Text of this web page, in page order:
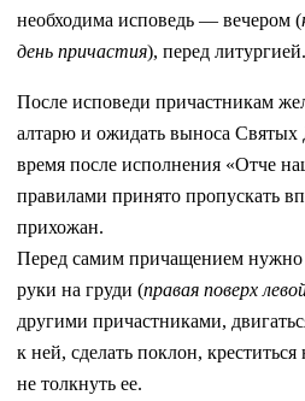
необходима исповедь — вечером (
день причастия), перед литургией.
После исповеди причастникам
алтарю и ожидать выноса Святых
время после исполнения «Отче
правилами принято пропускать
прихожан.
Перед самим причащением нужно
руки на груди (правая поверх
другими причастниками,
к ней, сделать поклон,
не толкнуть ее.